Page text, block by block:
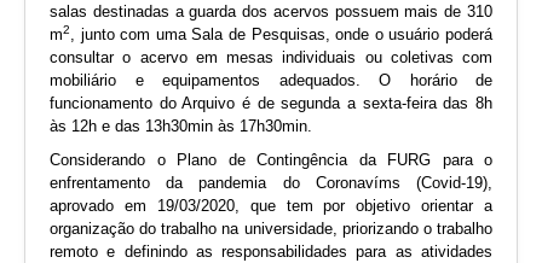
salas destinadas a guarda dos acervos possuem mais de 310
m2
, junto com uma Sala de Pesquisas, onde o usuário poderá
consultar o acervo em mesas individuais ou coletivas com
mobiliário e equipamentos adequados. O horário de
funcionamento do Arquivo é de segunda a sexta-feira das 8h
às 12h e das 13h30min às 17h30min.
Considerando o Plano de Contingência da FURG para o
enfrentamento da pandemia do Coronavíms (Covid-19),
aprovado em 19/03/2020, que tem por objetivo orientar a
organização do trabalho na universidade, priorizando o trabalho
remoto e definindo as responsabilidades para as atividades